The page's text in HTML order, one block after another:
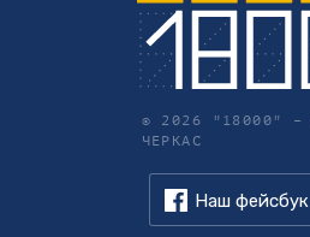
© 2026 "18000" –
ЧЕРКАС
Наш фейсбук